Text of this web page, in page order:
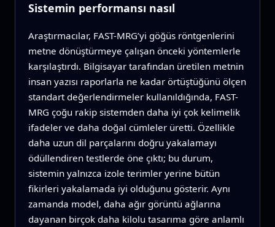
Sistemin performansı nasıl
Araştırmacılar, FAST-MRG’yi göğüs röntgenlerini
metne dönüştürmeye çalışan önceki yöntemlerle
karşılaştırdı. Bilgisayar tarafından üretilen metnin
insan yazısı raporlarla ne kadar örtüştüğünü ölçen
standart değerlendirmeler kullanıldığında, FAST-
MRG çoğu rakip sistemden daha iyi çok kelimelik
ifadeler ve daha doğal cümleler üretti. Özellikle
daha uzun dil parçalarını doğru yakalamayı
ödüllendiren testlerde öne çıktı; bu durum,
sistemin yalnızca izole terimler yerine bütün
fikirleri yakalamada iyi olduğunu gösterir. Aynı
zamanda model, daha ağır görüntü ağlarına
dayanan birçok daha kilolu tasarıma göre anlamlı